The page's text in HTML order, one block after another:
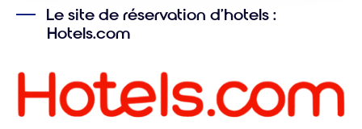
Le site de réservation d’hotels :
Hotels.com